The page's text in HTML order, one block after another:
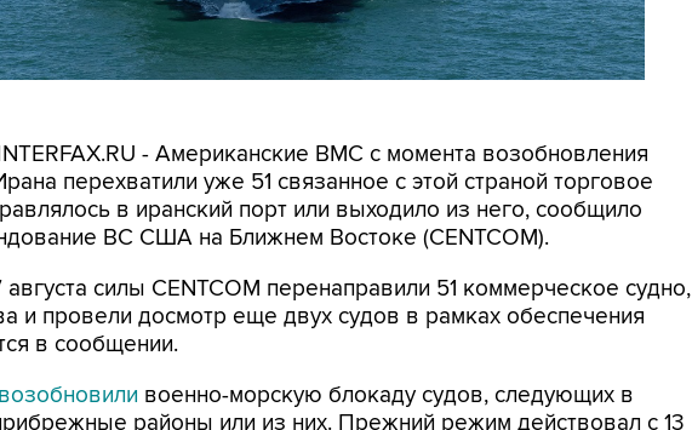
- Американские ВМС с момента возобновления
перехватили уже 51 связанное с этой страной торговое
в иранский порт или выходило из него, сообщило
ВС США на Ближнем Востоке (CENTCOM).
силы CENTCOM перенаправили 51 коммерческое судно,
и провели досмотр еще двух судов в рамках обеспечения
в сообщении.
возобновили военно-морскую блокаду судов, следующих в
районы или из них. Прежний режим действовал с 13